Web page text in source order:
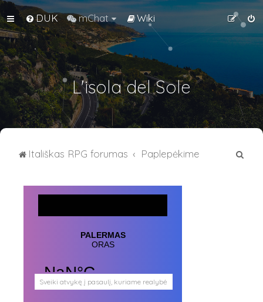
DUK mChat Wiki
L'isola del Sole
Itališkas RPG forumas Paplepėkime
Sveiki atvykę į pasaulį, kuriame realybė
persipina su mistika. Pasaulį, kuris